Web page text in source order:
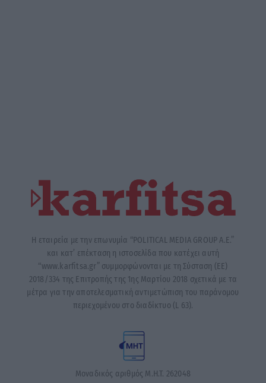
Η εταιρεία με την επωνυμία “POLITICAL MEDIA GROUP A.E.”
και κατ’ επέκταση η ιστοσελίδα που κατέχει αυτή
“www.karfitsa.gr” συμμορφώνονται με τη Σύσταση (ΕΕ)
2018/334 της Επιτροπής της 1ης Μαρτίου 2018 σχετικά με τα
μέτρα για την αποτελεσματική αντιμετώπιση του παράνομου
περιεχομένου στο διαδίκτυο (L 63).
Μοναδικός αριθμός Μ.Η.Τ. 262048